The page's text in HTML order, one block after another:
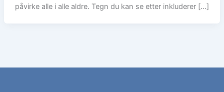
påvirke alle i alle aldre. Tegn du kan se etter inkluderer […]